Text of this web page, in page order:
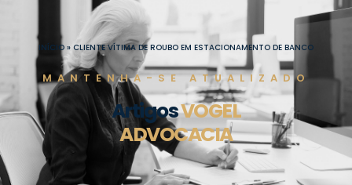
conteúdo
INÍCIO » CLIENTE VÍTIMA DE ROUBO EM ESTACIONAMENTO DE BANCO
MANTENHA-SE ATUALIZADO
ArtigosVOGEL
ADVOCACIA